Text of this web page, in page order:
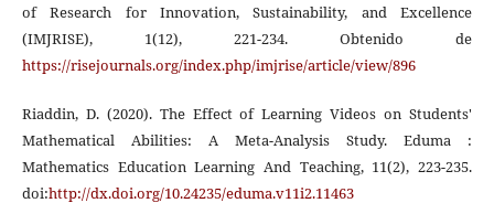
of Research for Innovation, Sustainability, and Excellence
(IMJRISE), 1(12), 221-234. Obtenido de
https://risejournals.org/index.php/imjrise/article/view/896
Riaddin, D. (2020). The Effect of Learning Videos on Students'
Mathematical Abilities: A Meta-Analysis Study. Eduma :
Mathematics Education Learning And Teaching, 11(2), 223-235.
doi:http://dx.doi.org/10.24235/eduma.v11i2.11463